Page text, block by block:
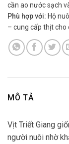
cần ao nước sạch
Phù hợp với: Hộ
– cung cấp thịt cho
MÔ TẢ
Vịt Triết Giang
người nuôi nhờ